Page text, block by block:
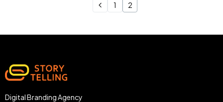
1 2
Digital Branding Agency